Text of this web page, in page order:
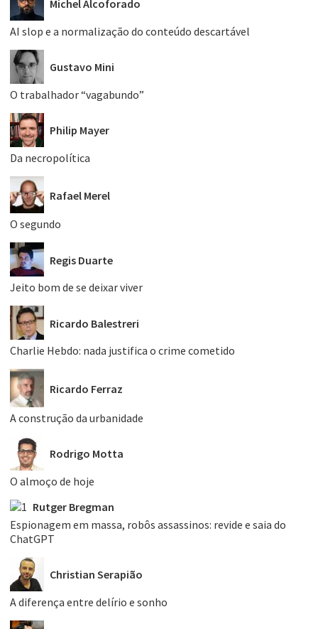
Michel Alcoforado
AI slop e a normalização do conteúdo descartável
Gustavo Mini
O trabalhador “vagabundo”
Philip Mayer
Da necropolítica
Rafael Merel
O segundo
Regis Duarte
Jeito bom de se deixar viver
Ricardo Balestreri
Charlie Hebdo: nada justifica o crime cometido
Ricardo Ferraz
A construção da urbanidade
Rodrigo Motta
O almoço de hoje
Rutger Bregman
Espionagem em massa, robôs assassinos: revide e saia do
ChatGPT
Christian Serapião
A diferença entre delírio e sonho